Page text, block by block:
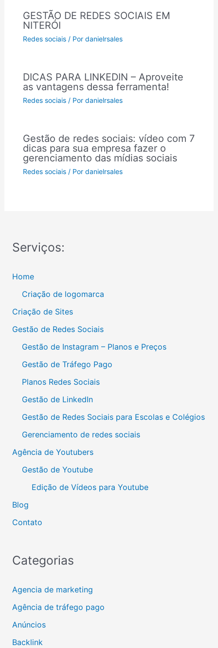
GESTÃO DE REDES SOCIAIS EM
NITERÓI
Redes sociais / Pordanielrsales
DICAS PARA LINKEDIN – Aproveite
as vantagens dessa ferramenta!
Redes sociais / Pordanielrsales
Gestão de redes sociais: vídeo com 7
dicas para sua empresa fazer o
gerenciamento das mídias sociais
Redes sociais / Pordanielrsales
Serviços:
Home
Criação de logomarca
Criação de Sites
Gestão de Redes Sociais
Gestão de Instagram – Planos e Preços
Gestão de Tráfego Pago
Planos Redes Sociais
Gestão de LinkedIn
Gestão de Redes Sociais para Escolas e Colégios
Gerenciamento de redes sociais
Agência de Youtubers
Gestão de Youtube
Edição de Vídeos para Youtube
Blog
Contato
Categorias
Agencia de marketing
Agência de tráfego pago
Anúncios
Backlink